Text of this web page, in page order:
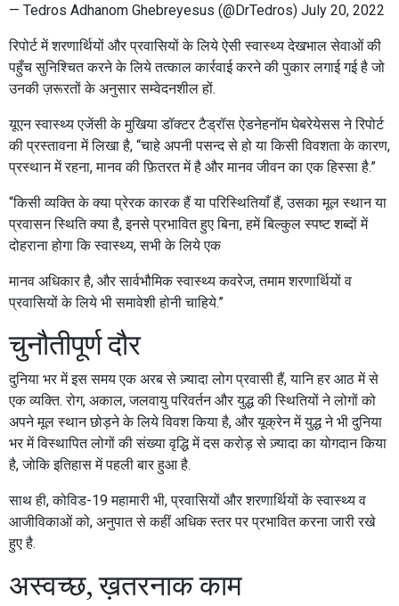
— Tedros Adhanom Ghebreyesus (@DrTedros) July 20, 2022
रिपोर्ट में शरणार्थियों और प्रवासियों के लिये ऐसी स्वास्थ्य देखभाल सेवाओं की
पहुँच सुनिश्चित करने के लिये तत्काल कार्रवाई करने की पुकार लगाई गई है जो
उनकी ज़रूरतों के अनुसार सम्वेदनशील हों.
यूएन स्वास्थ्य एजेंसी के मुखिया डॉक्टर टैड्रॉस ऐडनेहनॉम घेबरेयेसस ने रिपोर्ट
की प्रस्तावना में लिखा है, “चाहे अपनी पसन्द से हो या किसी विवशता के कारण,
प्रस्थान में रहना, मानव की फ़ितरत में है और मानव जीवन का एक हिस्सा है.”
“किसी व्यक्ति के क्या प्रेरक कारक हैं या परिस्थितियाँ हैं, उसका मूल स्थान या
प्रवासन स्थिति क्या है, इनसे प्रभावित हुए बिना, हमें बिल्कुल स्पष्ट शब्दों में
दोहराना होगा कि स्वास्थ्य, सभी के लिये एक
मानव अधिकार है, और सार्वभौमिक स्वास्थ्य कवरेज, तमाम शरणार्थियों व
प्रवासियों के लिये भी समावेशी होनी चाहिये.”
चुनौतीपूर्ण दौर
दुनिया भर में इस समय एक अरब से ज़्यादा लोग प्रवासी हैं, यानि हर आठ में से
एक व्यक्ति. रोग, अकाल, जलवायु परिवर्तन और युद्ध की स्थितियों ने लोगों को
अपने मूल स्थान छोड़ने के लिये विवश किया है, और यूक्रेन में युद्ध ने भी दुनिया
भर में विस्थापित लोगों की संख्या वृद्धि में दस करोड़ से ज़्यादा का योगदान किया
है, जोकि इतिहास में पहली बार हुआ है.
साथ ही,कोविड-19महामारी भी, प्रवासियों और शरणार्थियों के स्वास्थ्य व
आजीविकाओं को, अनुपात से कहीं अधिक स्तर पर प्रभावित करना जारी रखे
हुए है.
अस्वच्छ, ख़तरनाक काम